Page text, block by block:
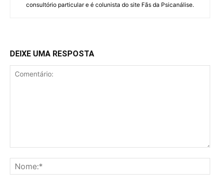
consultório particular e é colunista do site Fãs da Psicanálise.
DEIXE UMA RESPOSTA